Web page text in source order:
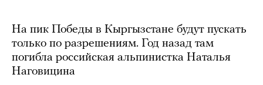
На пик Победы в Кыргызстане будут пускать
только по разрешениям. Год назад там
погибла российская альпинистка Наталья
Наговицина